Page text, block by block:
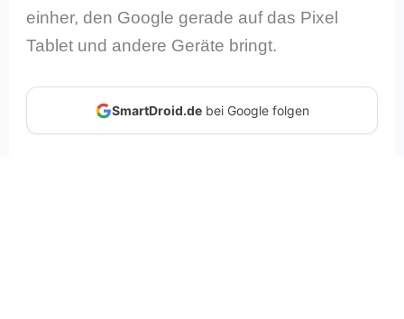
einher, den Google gerade auf das Pixel
Tablet und andere Geräte bringt.
SmartDroid.debei Google folgen